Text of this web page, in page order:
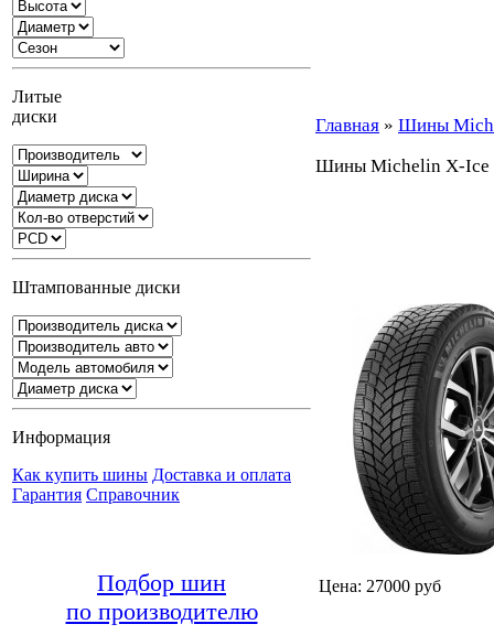
Литые
диски
Штампованные диски
Информация
Как купить шины Доставка и оплата
Гарантия Справочник
Подбор шин
по производителю
Главная » Шины
Шины Michelin X-Ice
Цена: 27000 руб